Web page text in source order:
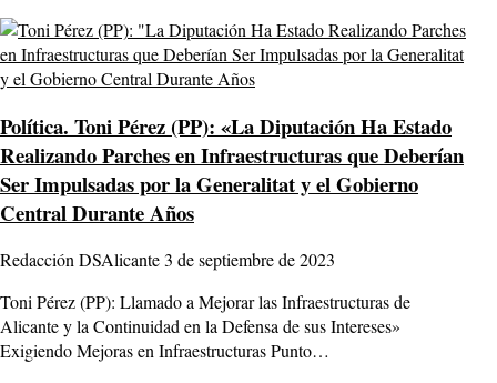
Política. Toni Pérez (PP): «La Diputación Ha Estado
Realizando Parches en Infraestructuras que Deberían
Ser Impulsadas por la Generalitat y el Gobierno
Central Durante Años
Redacción DSAlicante3 de septiembre de 2023
Toni Pérez (PP): Llamado a Mejorar las Infraestructuras de
Alicante y la Continuidad en la Defensa de sus Intereses»
Exigiendo Mejoras en Infraestructuras Punto…